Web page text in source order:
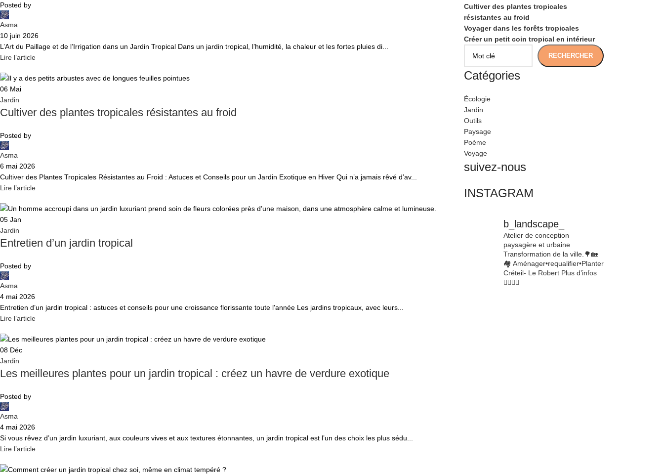
Posted by
Asma
10 juin 2026
L’Art du Paillage et de l’Irrigation dans un Jardin Tropical Dans un jardin tropical, l’humidité, la chaleur et les fortes pluies di...
Lire l’article
06 Mai
Jardin
Cultiver des plantes tropicales résistantes au froid
Posted by
Asma
6 mai 2026
Cultiver des Plantes Tropicales Résistantes au Froid : Astuces et Conseils pour un Jardin Exotique en Hiver Qui n’a jamais rêvé d’av...
Lire l’article
05 Jan
Jardin
Entretien d’un jardin tropical
Posted by
Asma
4 mai 2026
Entretien d’un jardin tropical : astuces et conseils pour une croissance florissante toute l'année Les jardins tropicaux, avec leurs...
Lire l’article
08 Déc
Jardin
Les meilleures plantes pour un jardin tropical : créez un havre de verdure exotique
Posted by
Asma
4 mai 2026
Si vous rêvez d’un jardin luxuriant, aux couleurs vives et aux textures étonnantes, un jardin tropical est l’un des choix les plus sédu...
Lire l’article
Cultiver des plantes tropicales
résistantes au froid
Voyager dans les forêts tropicales
Créer un petit coin tropical en intérieur
RECHERCHER
Catégories
Écologie
Jardin
Outils
Paysage
Poème
Voyage
suivez-nous
INSTAGRAM
b_landscape_
Atelier de conception
paysagère et urbaine
Transformation de la ville.🌳🏡
🏘 Aménager•requalifier•Planter
Créteil- Le Robert Plus d’infos
👇🏾👇🏾